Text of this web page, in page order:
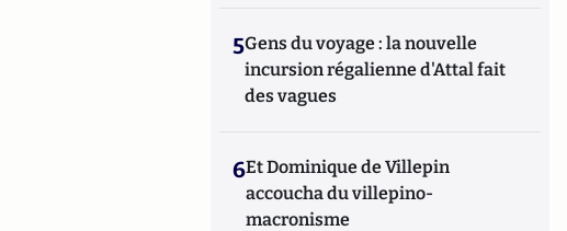
5Gens du voyage : la nouvelle
incursion régalienne d'Attal fait
des vagues
6Et Dominique de Villepin
accoucha du villepino-
macronisme